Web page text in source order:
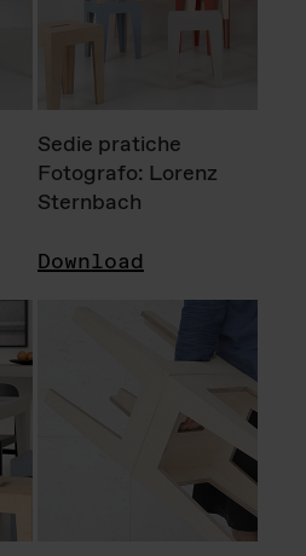
Sedie pratiche
Fotografo: Lorenz
Sternbach
Download